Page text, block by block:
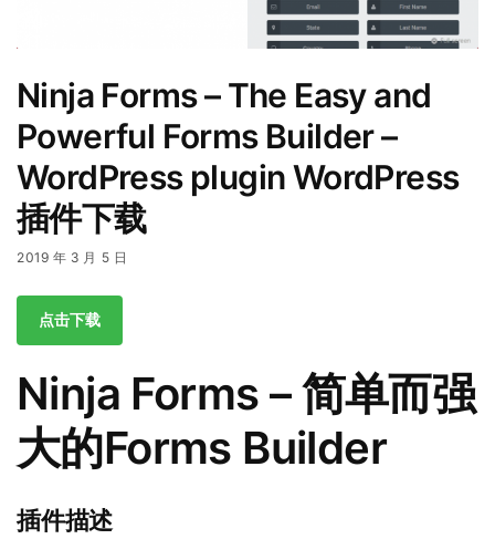
Ninja Forms – The Easy and
Powerful Forms Builder –
WordPress plugin WordPress
插件下载
2019 年 3 月 5 日
点击下载
Ninja Forms – 简单而强
大的Forms Builder
插件描述